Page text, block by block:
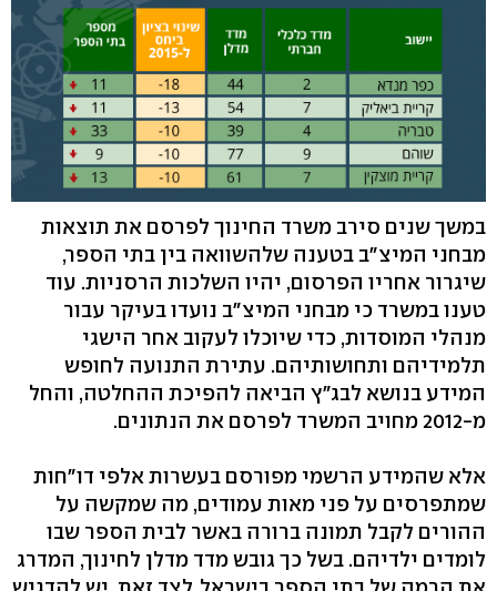
במשך שנים סירב משרד החינוך לפרסם את תוצאות
מבחני המיצ"ב בטענה שלהשוואה בין בתי הספר,
שיגרור אחריו הפרסום, יהיו השלכות הרסניות. עוד
טענו במשרד כי מבחני המיצ"ב נועדו בעיקר עבור
מנהלי המוסדות, כדי שיוכלו לעקוב אחר הישגי
תלמידיהם ותחושותיהם. עתירת התנועה לחופש
המידע בנושא לבג"ץ הביאה להפיכת ההחלטה, והחל
מ-2012 מחויב המשרד לפרסם את הנתונים.
אלא שהמידע הרשמי מפורסם בעשרות אלפי דו"חות
שמתפרסים על פני מאות עמודים, מה שמקשה על
ההורים לקבל תמונה ברורה באשר לבית הספר שבו
לומדים ילדיהם. בשל כך גובש מדד מדלן לחינוך, המדרג